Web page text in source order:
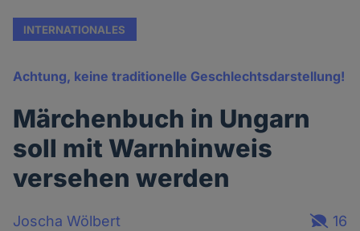
INTERNATIONALES
Achtung, keine traditionelle Geschlechtsdarstellung!
Märchenbuch in Ungarn
soll mit Warnhinweis
versehen werden
Joscha Wölbert
16